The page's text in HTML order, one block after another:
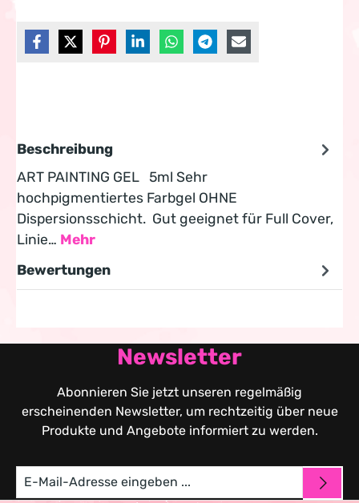
Beschreibung
ART PAINTING GEL 5ml Sehr
hochpigmentiertes Farbgel OHNE
Dispersionsschicht. Gut geeignet für Full Cover,
Linie… Mehr
Bewertungen
Newsletter
Abonnieren Sie jetzt unseren regelmäßig
erscheinenden Newsletter, um rechtzeitig über neue
Produkte und Angebote informiert zu werden.